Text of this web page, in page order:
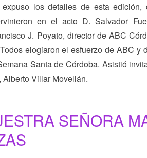
expuso los detalles de esta
en el acto D. Salvador
J. Poyato, director de ABC
elogiaron el esfuerzo de ABC
Santa de Córdoba. Asistió
Alberto Villar Movellán.
SEÑORA